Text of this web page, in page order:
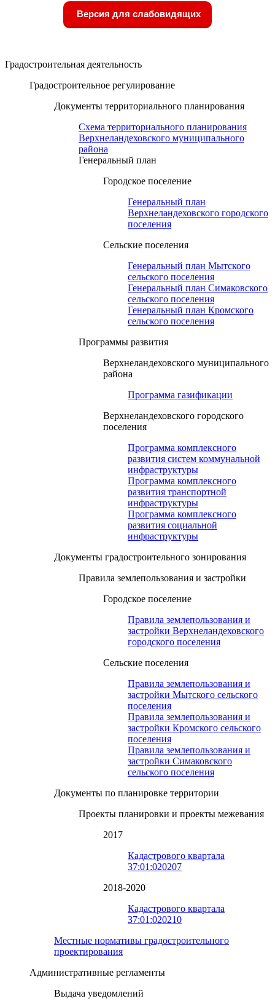
Версия для слабовидящих
Градостроительная деятельность
Градостроительное регулирование
Документы территориального планирования
Схема территориального планирования
Верхнеландеховского муниципального
района
Генеральный план
Городское поселение
Генеральный план
Верхнеландеховского городского
поселения
Сельские поселения
Генеральный план Мытского
сельского поселения
Генеральный план Симаковского
сельского поселения
Генеральный план Кромского
сельского поселения
Программы развития
Верхнеландеховского муниципального
района
Программа газификации
Верхнеландеховского городского
поселения
Программа комплексного
развития систем коммунальной
инфраструктуры
Программа комплексного
развития транспортной
инфраструктуры
Программа комплексного
развития социальной
инфраструктуры
Документы градостроительного зонирования
Правила землепользования и застройки
Городское поселение
Правила землепользования и
застройки Верхнеландеховского
городского поселения
Сельские поселения
Правила землепользования и
застройки Мытского сельского
поселения
Правила землепользования и
застройки Кромского сельского
поселения
Правила землепользования и
застройки Симаковского
сельского поселения
Документы по планировке территории
Проекты планировки и проекты межевания
2017
Кадастрового квартала
37:01:020207
2018-2020
Кадастрового квартала
37:01:020210
Местные нормативы градостроительного
проектирования
Административные регламенты
Выдача уведомлений